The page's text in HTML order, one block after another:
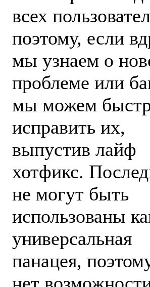
всех
поэтому, если
мы узнаем о
проблеме или
мы можем
исправить их,
выпустив лайф
хотфикс.
не могут быть
использованы
универсальная
панацея,